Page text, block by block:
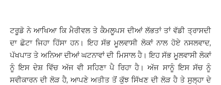
ਟਰੂਡੋ ਨੇ ਆਖਿਆ ਕਿ ਮੈਰੀਵਲ ਤੇ ਕੈਮਲੂਪਸ ਦੀਆਂ ਲੱਭਤਾਂ ਤਾਂ ਵੱਡੀ ਤ੍ਰਾਸਦੀ
ਦਾ ਛੋਟਾ ਜਿਹਾ ਹਿੱਸਾ ਹਨ। ਇਹ ਸੱਭ ਮੂਲਵਾਸੀ ਲੋਕਾਂ ਨਾਲ ਹੋਏ ਨਸਲਵਾਦ,
ਪੱਖਪਾਤ ਤੇ ਅਨਿਆ ਦੀਆਂ ਘਟਨਾਵਾਂ ਦੀ ਮਿਸਾਲ ਹੈ। ਇਹ ਸੱਭ ਮੂਲਵਾਸੀ ਲੋਕਾਂ
ਨੂੰ ਇਸ ਦੇਸ਼ ਵਿੱਚ ਅੱਜ ਵੀ ਸਹਿਣਾ ਪੈ ਰਿਹਾ ਹੈ। ਅੱਜ ਸਾਨੂੰ ਇਸ ਸੱਚ ਨੂੰ
ਸਵੀਕਾਰਨ ਦੀ ਲੋੜ ਹੈ, ਆਪਣੇ ਅਤੀਤ ਤੋਂ ਕੁੱਝ ਸਿੱਖਣ ਦੀ ਲੋੜ ਹੈ ਤੇ ਸੁਲ੍ਹਾ ਦੇ